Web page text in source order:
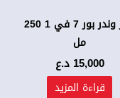
تونر وندر بور 7 في 1 250
مل
15,000 د.ع
قراءة المزيد